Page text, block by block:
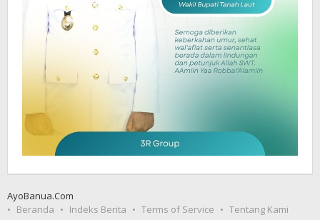
AyoBanua.Com
Beranda
Indeks Berita Terms of Service Tentang Kami